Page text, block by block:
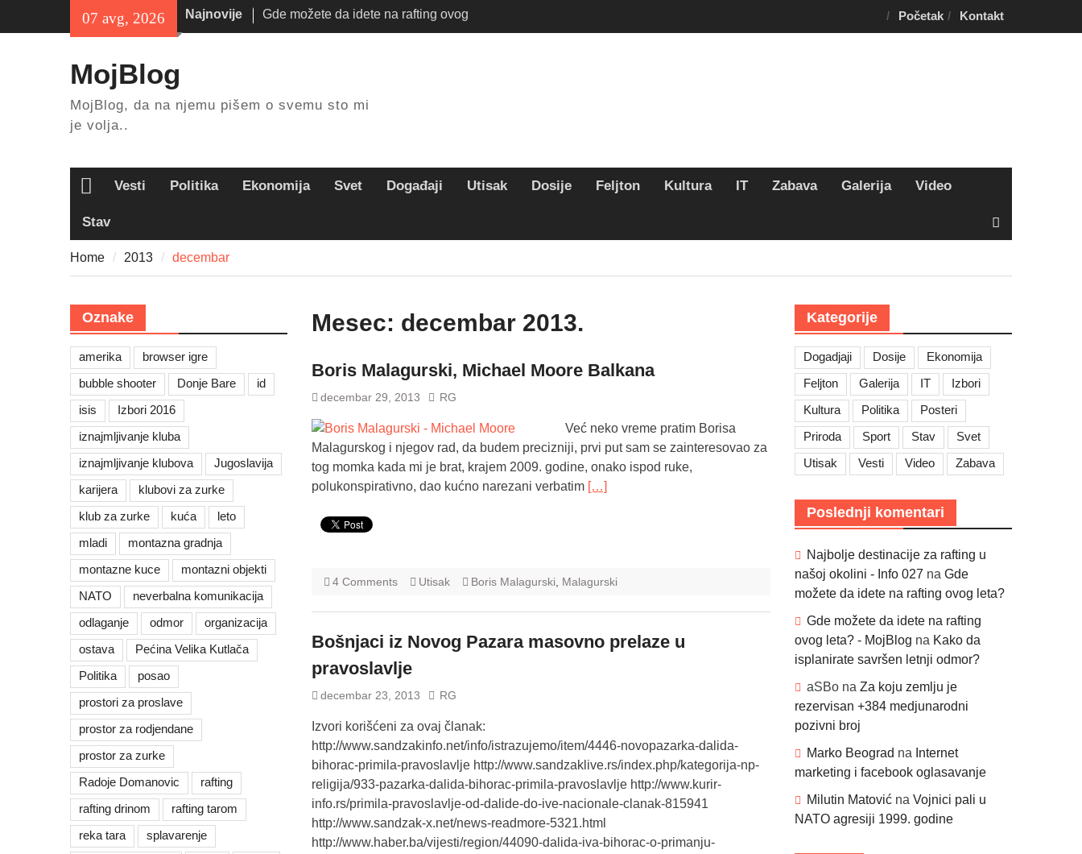
07 avg, 2026 Najnovije
Gde možete da idete na rafting ovog
leta?
stvari kod kuće?
Početak Kontakt
MojBlog
MojBlog, da na njemu pišem o svemu sto mi
je volja..
HomeVesti Politika Ekonomija Svet Događaji Utisak Dosije Feljton Kultura IT Zabava Galerija Video
Stav
Home 2013 decembar
Mesec: decembar 2013.
Boris Malagurski, Michael Moore Balkana
decembar 29, 2013 RG
Već neko vreme pratim Borisa
Malagurskog i njegov rad, da budem precizniji, prvi put sam se zainteresovao za
tog momka kada mi je brat, krajem 2009. godine, onako ispod ruke,
polukonspirativno, dao kućno narezani verbatim […]
4 Comments Utisak Boris Malagurski Malagurski
Bošnjaci iz Novog Pazara masovno prelaze u
pravoslavlje
decembar 23, 2013 RG
Izvori korišćeni za ovaj članak:
http://www.sandzakinfo.net/info/istrazujemo/item/4446-novopazarka-dalida-
bihorac-primila-pravoslavlje http://www.sandzaklive.rs/index.php/kategorija-np-
religija/933-pazarka-dalida-bihorac-primila-pravoslavlje http://www.kurir-
info.rs/primila-pravoslavlje-od-dalide-do-ive-nacionale-clanak-815941
http://www.sandzak-x.net/news-readmore-5321.html
http://www.haber.ba/vijesti/region/44090-dalida-iva-bihorac-o-primanju-
Kategorije
Dogadjaji Dosije
Ekonomija
Feljton
Galerija IT
Izbori
Kultura
Politika
Posteri
Priroda
Sport Stav
Svet
Utisak
Vesti Video Zabava
Poslednji komentari
Najbolje destinacije za rafting u
našoj okolini - Info 027 na Gde
možete da idete na rafting ovog leta?
Gde možete da idete na rafting
ovog leta? - MojBlog na Kako da
isplanirate savršen letnji odmor?
aSBo na Za koju zemlju je
rezervisan +384 medjunarodni
pozivni broj
Marko Beograd na Internet
marketing i facebook oglasavanje
Milutin Matović na Vojnici pali u
NATO agresiji 1999. godine
Oznake
amerika
browser igre
bubble shooter
Donje Bare
id
isis
Izbori 2016
iznajmljivanje kluba
iznajmljivanje klubova
Jugoslavija
karijera
klubovi za zurke
klub za zurke
kuća
leto
mladi
montazna gradnja
montazne kuce
montazni objekti
NATO
neverbalna komunikacija
odlaganje
odmor
organizacija
ostava
Pećina Velika Kutlača
Politika
posao
prostori za proslave
prostor za rodjendane
prostor za zurke
Radoje Domanovic
rafting
rafting drinom
rafting tarom
reka tara
splavarenje